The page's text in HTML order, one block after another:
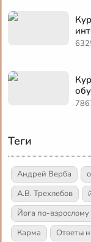
Теги
Андрей Верба
А.В. Трехлебов
Йога по-взрослому
Карма
Ответы